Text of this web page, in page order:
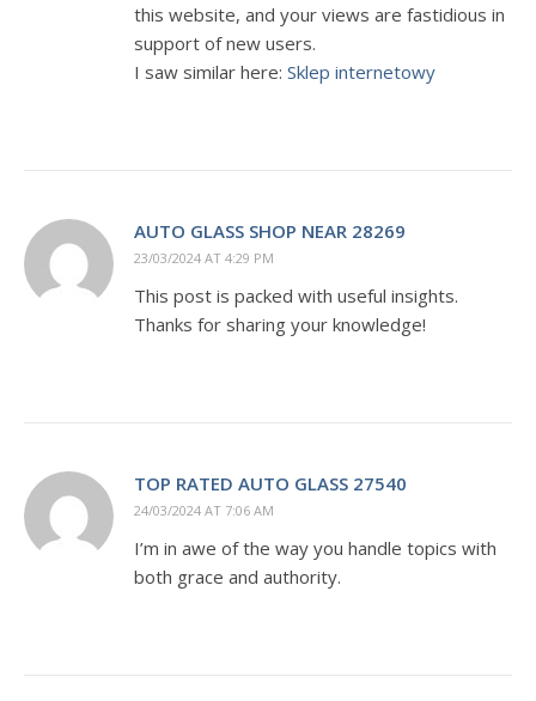
this website, and your views are fastidious in
support of new users.
I saw similar here: Sklep internetowy
AUTO GLASS SHOP NEAR 28269
23/03/2024 AT 4:29 PM
This post is packed with useful insights.
Thanks for sharing your knowledge!
TOP RATED AUTO GLASS 27540
24/03/2024 AT 7:06 AM
I’m in awe of the way you handle topics with
both grace and authority.